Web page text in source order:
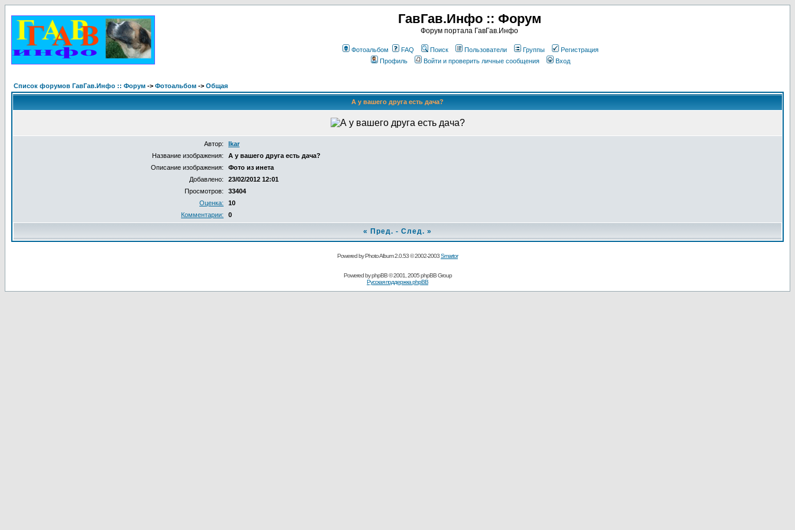
ГавГав.Инфо :: Форум
Форум портала ГавГав.Инфо
Фотоальбом FAQ Поиск Пользователи Группы
Регистрация
Профиль
Войти и проверить личные сообщения Вход
Список форумов ГавГав.Инфо :: Форум -> Фотоальбом -> Общая
А у вашего друга есть дача?
Автор:
Ikar
Название изображения:
А у вашего друга есть дача?
Описание изображения:
Фото из инета
Добавлено:
23/02/2012 12:01
Просмотров:
33404
Оценка:
10
Комментарии:
0
« Пред. - След. »
Powered by Photo Album 2.0.53 © 2002-2003Smartor
Powered byphpBB© 2001, 2005 phpBB Group
Русская поддержка phpBB